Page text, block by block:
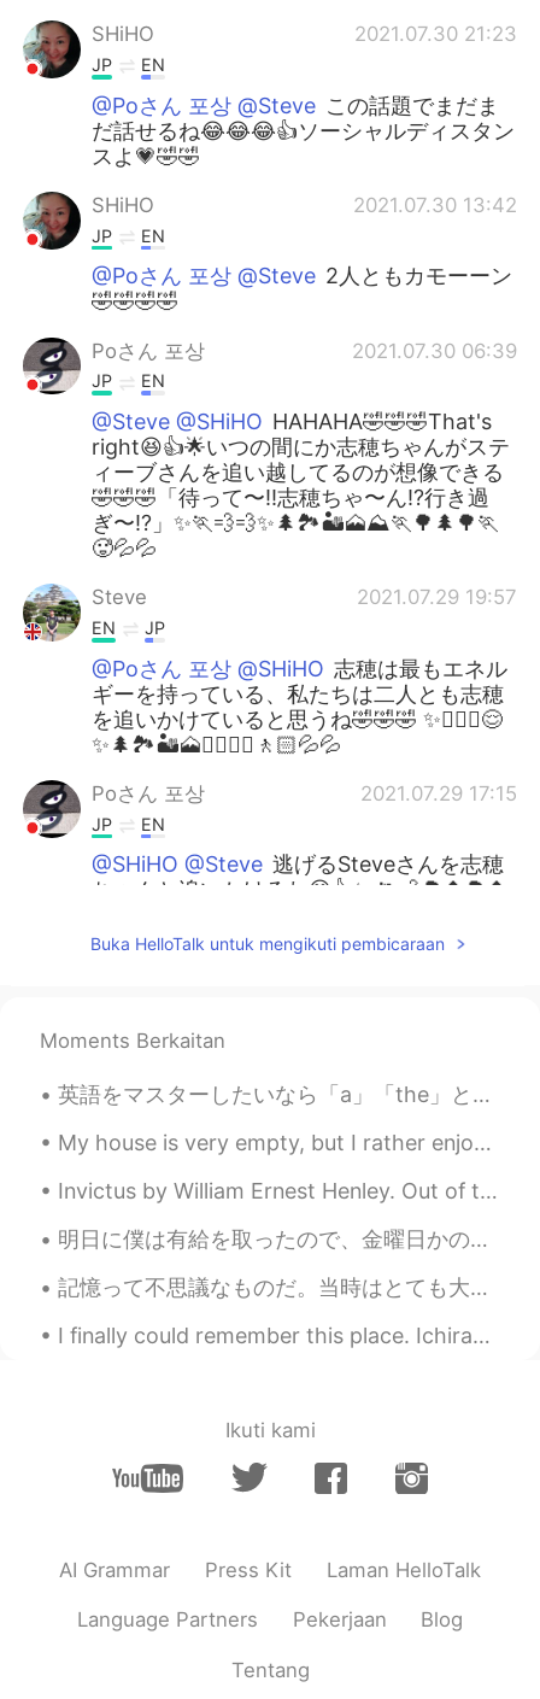
SHiHO 2021.07.30 21:23
JP EN
@Poさん 포상 @Steve この話題でまだま
だ話せるね😂😂😂👍ソーシャルディスタン
スよ💗🤣🤣
SHiHO 2021.07.30 13:42
JP EN
@Poさん 포상 @Steve 2人ともカモーーン
🤣🤣🤣🤣
Poさん 포상 2021.07.30 06:39
JP EN
@Steve @SHiHO HAHAHA🤣🤣🤣That's
right😆👍🌟いつの間にか志穂ちゃんがステ
ィーブさんを追い越してるのが想像できる
🤣🤣🤣「待って〜‼️志穂ちゃ〜ん⁉️行き過
ぎ〜⁉️」✨🏃💨💨✨🌲🏞️🏜️🗻⛰️🏃🌳🌲🌳🏃
🥵💦💦
Steve 2021.07.29 19:57
EN JP
@Poさん 포상 @SHiHO 志穂は最もエネル
ギーを持っている、私たちは二人とも志穂
を追いかけていると思うね🤣🤣🤣 ✨🏃🏻‍♀️😌
✨🌲🏞️🏜️🗻⛰️🚶🏻‍♀️🚶🏻💦💦
Poさん 포상 2021.07.29 17:15
JP EN
@SHiHO @Steve 逃げるSteveさんを志穂
ちゃんと追いかけるね😄👍✨ 🏃💨🌳🌲🌳🌲
@Poさん 포상 @Steve
❤️❤️ 🌲🌿🕺💃🕺🌿🌲
Steve 2021.07.29 05:44
@SHiHO @Poさん 포상 クマいないよ😆 イ
ギリスで、あなたが見ることができる唯一
のものは、鳥や昆虫だ 歌はおなじみのよう
ですが、私は初めてそれを聞いたと確信し
ている🤔🤔🤔 それは私たち3人についての
歌だね😂😂😂 🌲🌿💃🕺💃🌿🌲
い🤣🤣🤣🤣
行くんだ😂😂その設定面白い‼️🤣🤣🤣🤣🌳
Buka HelloTalk untuk mengikuti pembicaraan
Moments Berkaitan
英語をマスターしたいなら「a」「the」と「〜s」の使い方を学んでください。日本人にとって一番難しい部分だと思います。日本語でそういうことがありませんから。私の英語を教える５年間には出来る人が1...
My house is very empty, but I rather enjoy it. So much space for one person! 😅 I will have to go...
Invictus by William Ernest Henley. Out of the night that covers me, Black as the pit from ...
明日に僕は有給を取ったので、金曜日かのような感じです！ 明日は3人の同僚とゴルフをしに行きます！ ラウンドの開始は7時半からなので、朝5時半には同僚が僕のアパートに迎えにきてくれます。 前回と同...
記憶って不思議なものだ。当時はとても大切な一瞬だと思っていたことがすっかり頭から消え、ごく普通だった瞬間が永遠に残る。光景、音、香り、それぞれに様々な思い出が否応せずに蓄積していく。そして数年ぶ...
I finally could remember this place. Ichiran ramen 🍜 hehehe in Kyoto, love the taste but of cours...
Ikuti kami
AI Grammar Press Kit Laman HelloTalk
Language Partners Pekerjaan Blog
Tentang